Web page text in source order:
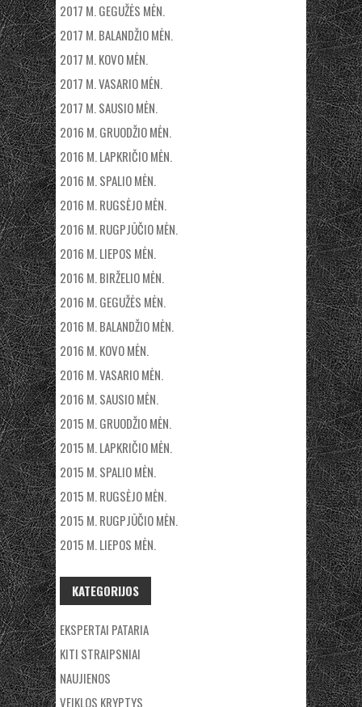
2017 M. GEGUŽĖS MĖN.
2017 M. BALANDŽIO MĖN.
2017 M. KOVO MĖN.
2017 M. VASARIO MĖN.
2017 M. SAUSIO MĖN.
2016 M. GRUODŽIO MĖN.
2016 M. LAPKRIČIO MĖN.
2016 M. SPALIO MĖN.
2016 M. RUGSĖJO MĖN.
2016 M. RUGPJŪČIO MĖN.
2016 M. LIEPOS MĖN.
2016 M. BIRŽELIO MĖN.
2016 M. GEGUŽĖS MĖN.
2016 M. BALANDŽIO MĖN.
2016 M. KOVO MĖN.
2016 M. VASARIO MĖN.
2016 M. SAUSIO MĖN.
2015 M. GRUODŽIO MĖN.
2015 M. LAPKRIČIO MĖN.
2015 M. SPALIO MĖN.
2015 M. RUGSĖJO MĖN.
2015 M. RUGPJŪČIO MĖN.
2015 M. LIEPOS MĖN.
KATEGORIJOS
EKSPERTAI PATARIA
KITI STRAIPSNIAI
NAUJIENOS
VEIKLOS KRYPTYS